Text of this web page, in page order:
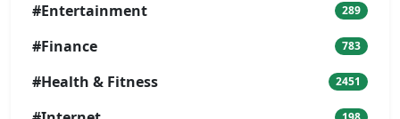
#Entertainment 289
#Finance 783
#Health & Fitness 2451